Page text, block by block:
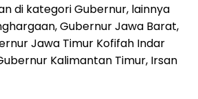
di kategori Gubernur, lainnya
Gubernur Jawa Barat,
Jawa Timur Kofifah Indar
Kalimantan Timur, Irsan